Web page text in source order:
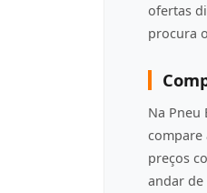
ofertas
procura
Na Pneu
compare
preços
andar de